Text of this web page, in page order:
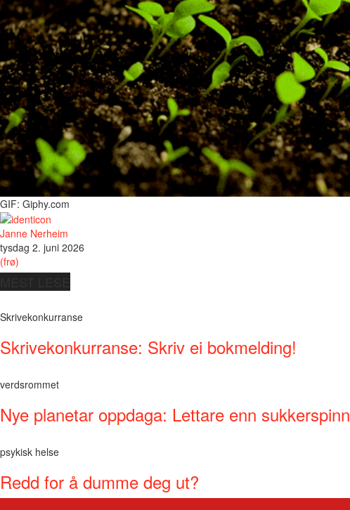
GIF: Giphy.com
Janne Nerheim
tysdag 2. juni 2026
(frø)
Skrivekonkurranse
Skrivekonkurranse: Skriv ei bokmelding!
verdsrommet
Nye planetar oppdaga: Lettare enn sukkerspinn
psykisk helse
Redd for å dumme deg ut?